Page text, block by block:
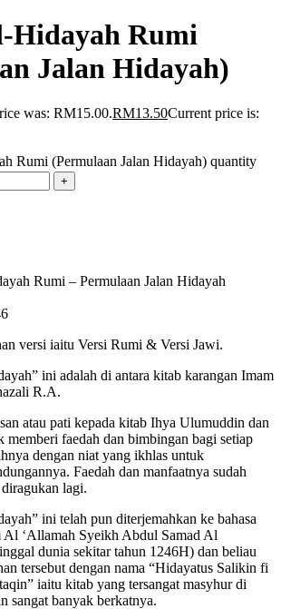
Hidayah Rumi
Jalan Hidayah)
was: RM15.00.RM13.50Current price is:
Rumi (Permulaan Jalan Hidayah) quantity
Rumi – Permulaan Jalan Hidayah
versi iaitu Versi Rumi & Versi Jawi.
ini adalah di antara kitab karangan Imam
R.A.
atau pati kepada kitab Ihya Ulumuddin dan
memberi faedah dan bimbingan bagi setiap
dengan niat yang ikhlas untuk
Faedah dan manfaatnya sudah
lagi.
ini telah pun diterjemahkan ke bahasa
‘Allamah Syeikh Abdul Samad Al
dunia sekitar tahun 1246H) dan beliau
tersebut dengan nama “Hidayatus Salikin fi
iaitu kitab yang tersangat masyhur di
sangat banyak berkatnya.